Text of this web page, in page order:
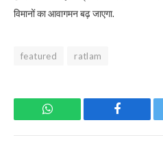
विमानों का आवागमन बढ़ जाएगा.
featured ratlam
WhatsApp Facebook